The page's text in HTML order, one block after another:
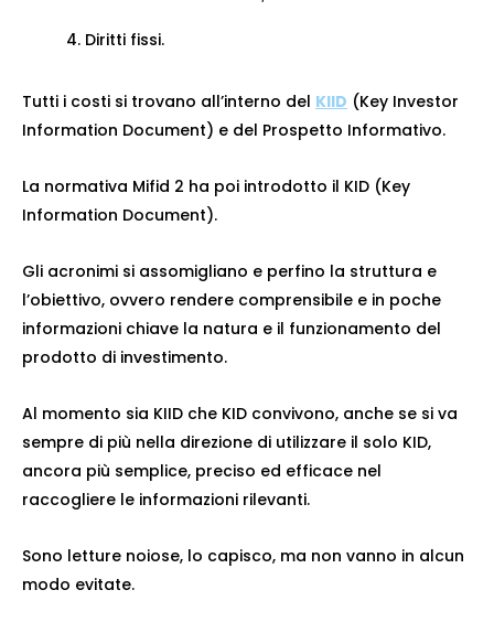
Diritti fissi.
Tutti i costi si trovano all’interno del KIID (Key Investor
Information Document) e del Prospetto Informativo.
La normativa Mifid 2 ha poi introdotto il KID (Key
Information Document).
Gli acronimi si assomigliano e perfino la struttura e
l’obiettivo, ovvero rendere comprensibile e in poche
informazioni chiave la natura e il funzionamento del
prodotto di investimento.
Al momento sia KIID che KID convivono, anche se si va
sempre di più nella direzione di utilizzare il solo KID,
ancora più semplice, preciso ed efficace nel
raccogliere le informazioni rilevanti.
Sono letture noiose, lo capisco, ma non vanno in alcun
modo evitate.